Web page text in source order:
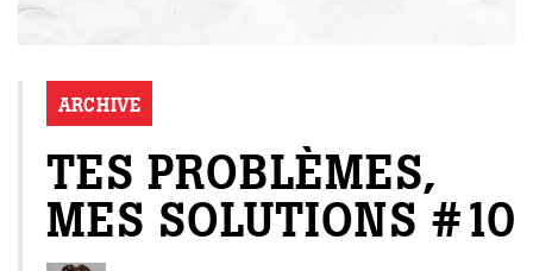
ARCHIVE
TES PROBLÈMES,
MES SOLUTIONS #10